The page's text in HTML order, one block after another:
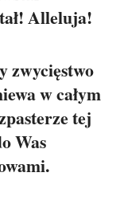
Alleluja!
zwycięstwo
w całym
tej
Was